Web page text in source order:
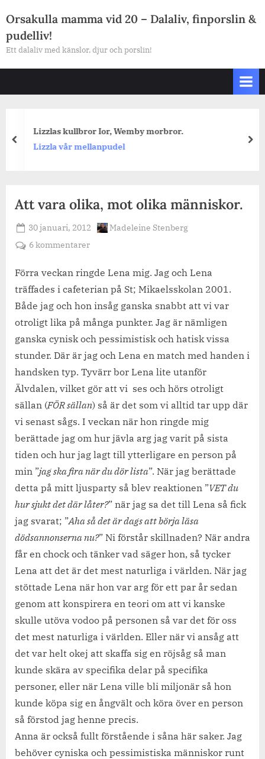
to
content
Orsakulla mamma vid 20 – Dalaliv, finporslin &
pudelliv!
Ett dalaliv med känslor, djur och porslin!
Lizzlas kullbror Ior, Wemby morbror.
Lizzla vår mellanpudel
prev
Att vara olika, mot olika människor.
Posted
on
30 januari, 2012 By
Madeleine Stenberg
6 kommentarertill
vara
olika,
olika
människor.
Förra veckan ringde Lena mig. Jag och Lena
träffades i cafeterian på St; Mikaelsskolan 2001.
Både jag och hon insåg ganska snabbt att vi var
otroligt lika på många punkter. Jag är nämligen
ganska cynisk och pessimistisk och hatisk vissa
stunder. Där är jag och Lena en match med handen i
handsken typ. Tyvärr bor Lena lite utanför
Älvdalen, vilket gör att vi ses och hörs otroligt
sällan (FÖR sällan) så är det som vi alltid tar upp där
vi senast sågs. I veckan när hon ringde mig
berättade jag om hur jävla arg jag varit på sista
tiden och hur jag lagt till ytterligare en person på
min ”jag ska fira när du dör lista”. När jag berättade
detta på mitt ljusparty så blev reaktionen ”VET du
hur sjukt det där låter?” när jag sa det till Lena så fick
jag svarat; ”Aha så det är dags att börja läsa
dödsannonserna nu?” Ni förstår skillnaden? När andra
får en chock och tänker vad säger hon, så tycker
Lena att det är det mest naturliga i världen. När jag
stöttade Lena när hon var arg för ett par år sedan
genom att konspirera en teori om att vi kanske
skulle utöva vodoo på personen så var det för oss
det mest naturliga i världen. Eller när vi ansåg att
det var helt okej att skaffa sig en röjsåg så man
kunde skära av specifika delar på specifika
personer, eller när Lena ville bli miljonär så hon
kunde köpa sig en ångvält och köra över en person
så förstod jag henne precis.
Anna är också fullt förstående i såna här saker. Jag
behöver cyniska och pessimistiska människor runt